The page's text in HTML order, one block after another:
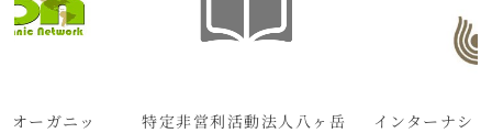
オーガニッ
特定非営利活動法人八ヶ岳
インターナシ